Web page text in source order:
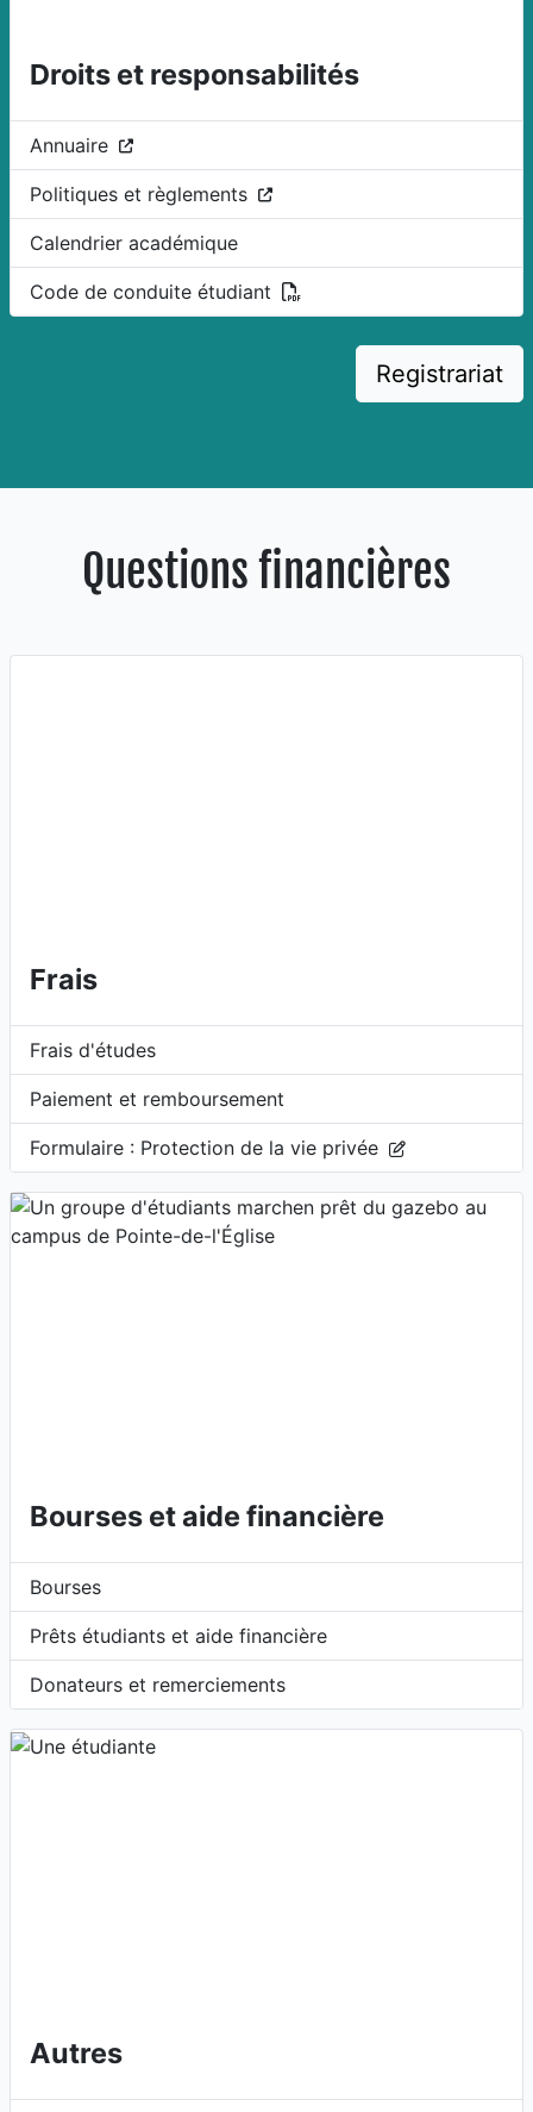
Droits et responsabilités
Annuaire (Ce lien ouvre dans un nouvel onglet)
Politiques et règlements (Ce lien ouvre dans un nouvel
Calendrier académique
Code de conduite étudiant (PDF)
Registrariat
Questions financières
Frais
Frais d'études
Paiement et remboursement
Formulaire : Protection de la vie privée (Formuliare à
Bourses et aide financière
Bourses
Prêts étudiants et aide financière
Donateurs et remerciements
Autres